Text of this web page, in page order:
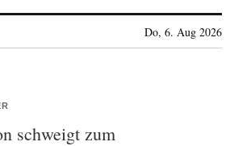
Do, 6. Aug 2026
schweigt zum